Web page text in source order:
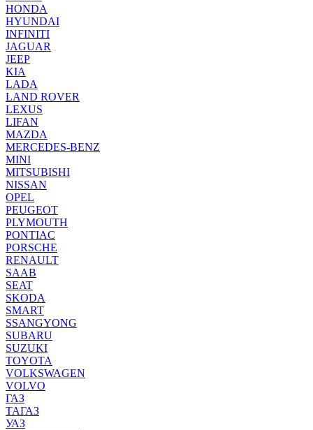
HONDA
HYUNDAI
INFINITI
JAGUAR
JEEP
KIA
LADA
LAND ROVER
LEXUS
LIFAN
MAZDA
MERCEDES-BENZ
MINI
MITSUBISHI
NISSAN
OPEL
PEUGEOT
PLYMOUTH
PONTIAC
PORSCHE
RENAULT
SAAB
SEAT
SKODA
SMART
SSANGYONG
SUBARU
SUZUKI
TOYOTA
VOLKSWAGEN
VOLVO
ГАЗ
ТАГАЗ
УАЗ